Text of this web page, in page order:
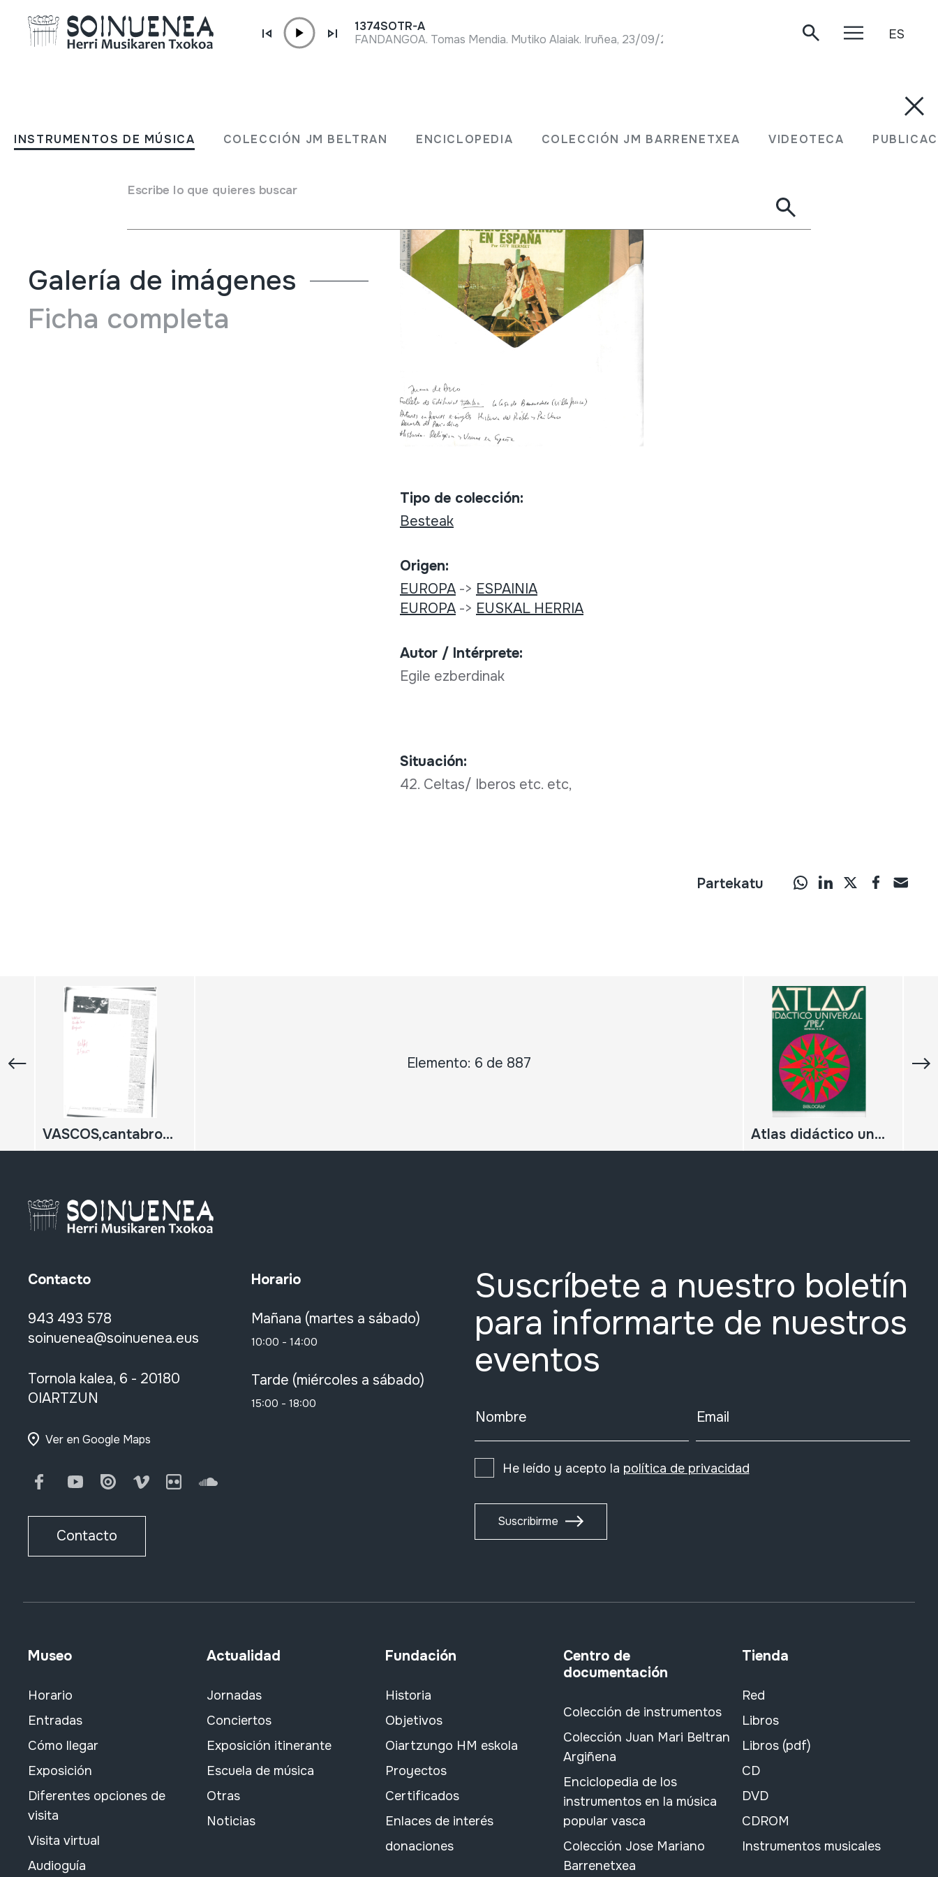
INSTRUMENTOS DE MÚSICA COLECCIÓN JM BELTRAN ENCICLOPEDIA COLECCIÓN JM BARRENETXEA VIDEOTECA
Escribe lo que quieres buscar
1374SOTR-A
FANDANGOA. Tomas Mendia. Mutiko Alaiak. Iruñea, 23/09/2007.
ES
Historia 16 eta prentsa zatiak
->ESPAINIA
Galería de imágenes
Ficha completa
Tipo de colección:
Besteak
Origen:
EUROPA-> ESPAINIA
EUROPA-> EUSKAL HERRIA
Autor / Intérprete:
Egile ezberdinak
Situación:
42. Celtas/ Iberos etc. etc,
Partekatu
Elemento: 6 de 887
VASCOS,cantabros, Riojanos, Iberos. Atlas didáctico universal
Contacto
943 493 578
soinuenea@soinuenea.eus
Tornola kalea, 6 - 20180
OIARTZUN
Ver en Google Maps
FacebookYoutubeIssuu Vimeo FlickrSoundCloud
Contacto
Horario
Mañana (martes a sábado)
10:00 - 14:00
Tarde (miércoles a sábado)
15:00 - 18:00
Suscríbete a nuestro boletín
para informarte de nuestros
eventos
Nombre Email
He leído y acepto la política de privacidad
Suscribirme
Museo
Horario
Entradas
Cómo llegar
Exposición
Diferentes opciones de
visita
Visita virtual
Audioguía
Actualidad
Jornadas
Conciertos
Exposición itinerante
Escuela de música
Otras
Noticias
Fundación
Historia
Objetivos
Oiartzungo HM eskola
Proyectos
Certificados
Enlaces de interés
donaciones
Centro de
documentación
Colección de instrumentos
Colección Juan Mari Beltran
Argiñena
Enciclopedia de los
instrumentos en la música
popular vasca
Colección Jose Mariano
Barrenetxea
Tienda
Red
Libros
Libros (pdf)
CD
DVD
CDROM
Instrumentos musicales